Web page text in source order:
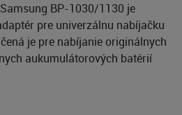
BP-1030/1130 je
pre univerzálnu nabíjačku
je pre nabíjanie originálnych
aukumulátorových batérií